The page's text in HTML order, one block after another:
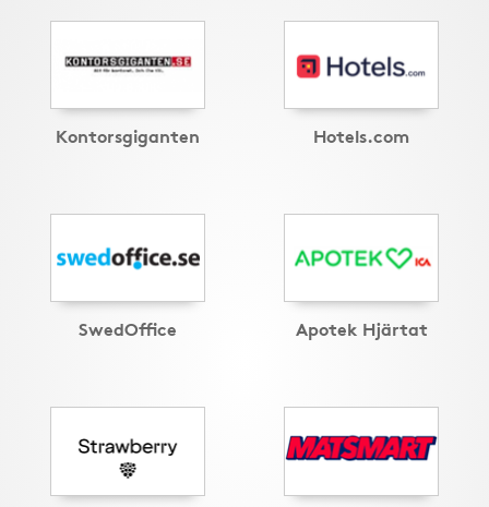
Kontorsgiganten Hotels.com
SwedOffice Apotek Hjärtat